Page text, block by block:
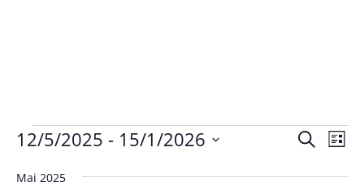
Veranstaltungen
und
SucheListe
12/5/2025 - 15/1/2026
wählen.
Mai 2025